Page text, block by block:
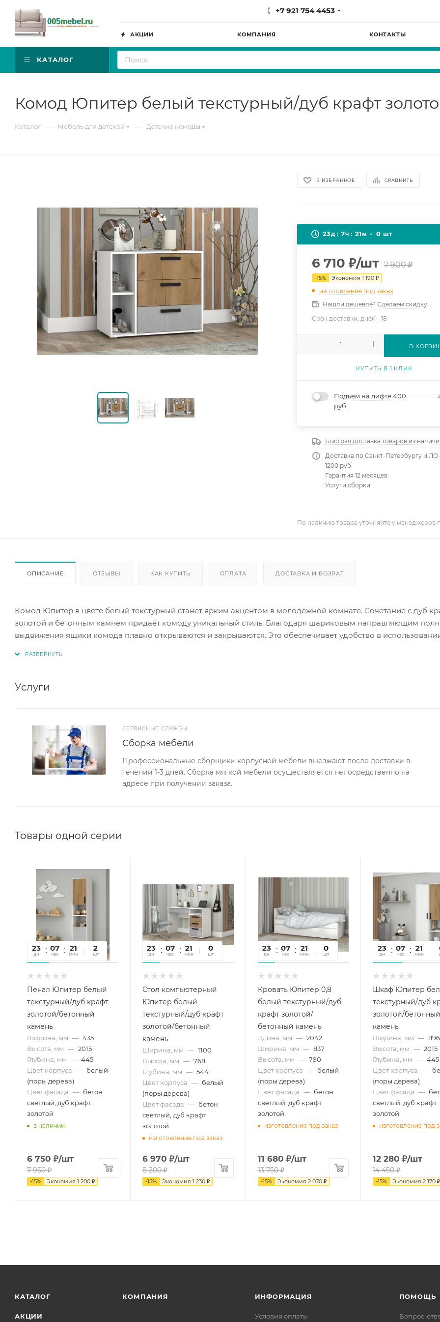
+7 921 754 4453
АКЦИИ КОМПАНИЯ КОНТАКТЫ
КАТАЛОГ
Комод Юпитер белый текстурный/дуб крафт
Каталог — Мебель для детской — Детские комоды
В ИЗБРАННОЕ СРАВНИТЬ
23д 7ч 21м 0 шт
6 710 ₽/шт 7 900₽
-15% Экономия1 190 ₽
изготовление под заказ
Нашли дешевле? Сделаем скидку
Срок доставки, дней -18
В
КУПИТЬ В 1 КЛИК
Подъем на лифте 400
руб
Быстрая доставка товаров из
Доставка по Санкт-Петербургу и ЛО
1200 руб
Гарантия 12 месяцев.
Услуги сборки
По наличию товара уточняйте у менеджеров
ОПИСАНИЕ ОТЗЫВЫ КАК КУПИТЬ ОПЛАТА ДОСТАВКА И ВОЗРАТ
Комод Юпитер в цвете белый текстурный станет ярким акцентом в молодёжной комнате. Сочетание с дуб
золотой и бетонным камнем придаёт комоду уникальный стиль. Благодаря шариковым направляющим
выдвижения ящики комода плавно открываются и закрываются. Это обеспечивает удобство в
Услуги
СЕРВИСНЫЕ СЛУЖБЫ
Сборка мебели
Профессиональные сборщики корпусной мебели выезжают после доставки в
течении 1-3 дней. Сборка мягкой мебели осуществляется непосредственно на
адресе при получении заказа.
Товары одной серии
23
дн
07
час
21
мин
55
сек
2
шт
Пенал Юпитер белый
текстурный/дуб крафт
золотой/бетонный
камень
Ширина, мм — 435
Высота, мм — 2015
Глубина, мм — 445
Цвет корпуса — белый
(поры дерева)
Цвет фасада — бетон
светлый, дуб крафт
золотой
в наличии
6 750 ₽/шт
7 950₽
-15% Экономия 1 200 ₽
23
дн
07
час
21
мин
55
сек
0
шт
Стол компьютерный
Юпитер белый
текстурный/дуб крафт
золотой/бетонный
камень
Ширина, мм — 1100
Высота, мм — 768
Глубина, мм — 544
Цвет корпуса — белый
(поры дерева)
Цвет фасада — бетон
светлый, дуб крафт
золотой
изготовление под заказ
6 970 ₽/шт
8 200₽
-15% Экономия 1 230₽
23
дн
07
час
21
мин
55
сек
0
шт
Кровать Юпитер 0,8
белый текстурный/дуб
крафт золотой/
бетонный камень
Длина, мм — 2042
Ширина, мм — 837
Высота, мм — 790
Цвет корпуса — белый
(поры дерева)
Цвет фасада — бетон
светлый, дуб крафт
золотой
изготовление под заказ
11 680 ₽/шт
13 750₽
-15% Экономия 2 070₽
23
дн
07
час
21
мин
Шкаф Юпитер
текстурный/дуб
золотой/бетонный
камень
Ширина, мм — 896
Высота, мм — 2015
Глубина, мм — 445
Цвет корпуса —
(поры дерева)
Цвет фасада —
светлый, дуб крафт
золотой
изготовление под
12 280 ₽/шт
14 450₽
-15% Экономия 2 170 ₽
КАТАЛОГ
АКЦИИ
КОМПАНИЯ ИНФОРМАЦИЯ
Условия оплаты
ПОМОЩЬ
Вопрос-